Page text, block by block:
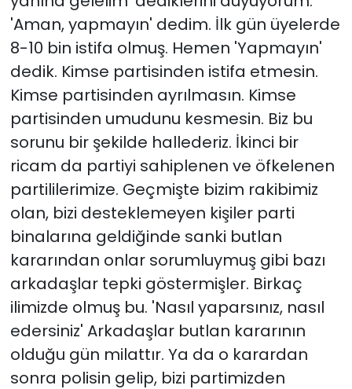
'Aman, yapmayın' dedim. İlk gün üyelerde
8-10 bin istifa olmuş. Hemen 'Yapmayın'
dedik. Kimse partisinden istifa etmesin.
Kimse partisinden ayrılmasın. Kimse
partisinden umudunu kesmesin. Biz bu
sorunu bir şekilde hallederiz. İkinci bir
ricam da partiyi sahiplenen ve öfkelenen
partililerimize. Geçmişte bizim rakibimiz
olan, bizi desteklemeyen kişiler parti
binalarına geldiğinde sanki butlan
kararından onlar sorumluymuş gibi bazı
arkadaşlar tepki göstermişler. Birkaç
ilimizde olmuş bu. 'Nasıl yaparsınız, nasıl
edersiniz' Arkadaşlar butlan kararının
olduğu gün milattır. Ya da o karardan
sonra polisin gelip, bizi partimizden